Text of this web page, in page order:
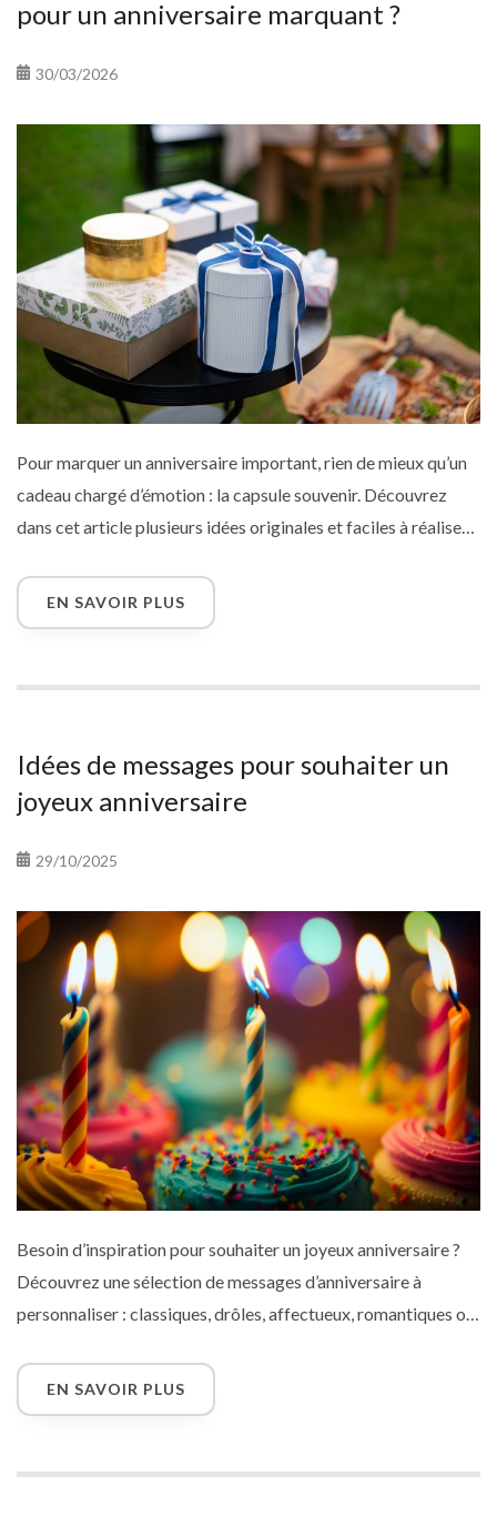
pour un anniversaire marquant ?
30/03/2026
Pour marquer un anniversaire important, rien de mieux qu’un
cadeau chargé d’émotion : la capsule souvenir. Découvrez
dans cet article plusieurs idées originales et faciles à réaliser :
capsule à ouvrir dans 10 ans. Une façon unique de célébrer
une personne chère avec sincérité et créativité. Et pourquoi
?
EN SAVOIR PLUS
Idées de messages pour souhaiter un
joyeux anniversaire
29/10/2025
Besoin d’inspiration pour souhaiter un joyeux anniversaire ?
Découvrez une sélection de messages d’anniversaire à
personnaliser : classiques, drôles, affectueux, romantiques ou
faire plaisir à vos proches. Des textes simples et sincères à
copier-coller pour toutes les occasions, à envoyer
EN SAVOIR PLUS